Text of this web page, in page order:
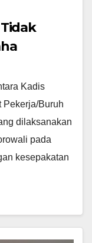
Kadis
Pekerja/Buruh
dilaksanakan
pada
kesepakatan